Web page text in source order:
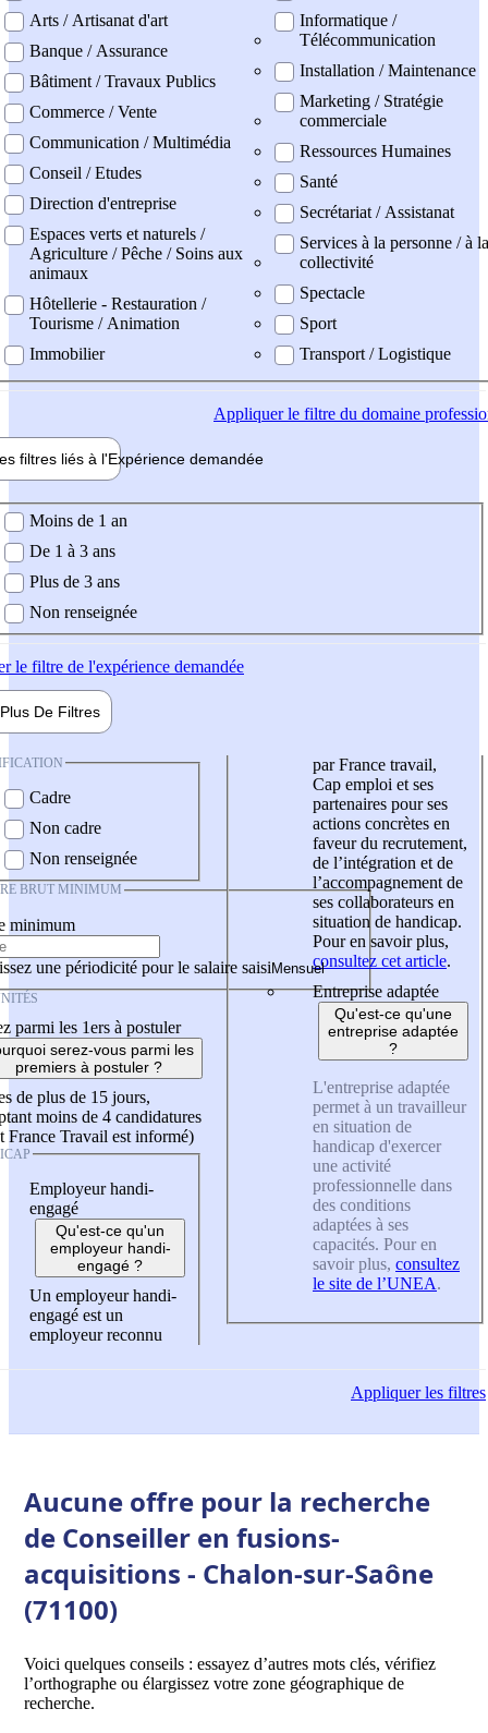
Arts / Artisanat d'art
Banque / Assurance
Bâtiment / Travaux Publics
Commerce / Vente
Communication / Multimédia
Conseil / Etudes
Direction d'entreprise
Espaces verts et naturels /
Agriculture / Pêche / Soins aux
animaux
Hôtellerie - Restauration /
Tourisme / Animation
Immobilier
Informatique /
Télécommunication
Installation / Maintenance
Marketing / Stratégie
commerciale
Ressources Humaines
Santé
Secrétariat / Assistanat
Services à la personne / à la
collectivité
Spectacle
Sport
Transport / Logistique
Appliquerle filtre du domaine
filtres liés à l'Expérience demandée
demandée
Moins de 1 an
De 1 à 3 ans
Plus de 3 ans
Non renseignée
le filtre de l'expérience demandée
Plus De Filtres
Cadre
Non cadre
Non renseignée
BRUT MINIMUM
minimum
une périodicité pour le salaire saisi
parmi les 1ers à postuler
serez-vous parmi les
premiers à postuler ?
de plus de 15 jours,
moins de 4 candidatures
France Travail est informé)
Employeur handi-
engagé
Qu'est-ce qu'un
employeur handi-
engagé ?
Un employeur handi-
engagé est un
employeur reconnu
par France travail,
Cap emploi et ses
partenaires pour ses
actions concrètes en
faveur du recrutement,
de l’intégration et de
l’accompagnement de
ses collaborateurs en
situation de handicap.
Pour en savoir plus,
consultez cet article.
Entreprise adaptée
Qu'est-ce qu'une
entreprise adaptée
?
L'entreprise adaptée
permet à un travailleur
en situation de
handicap d'exercer
une activité
professionnelle dans
des conditions
adaptées à ses
capacités. Pour en
savoir plus, consultez
le site de l’UNEA.
Appliquerles filtres
Aucune offre pour la recherche
de Conseiller en fusions-
acquisitions - Chalon-sur-Saône
(71100)
Voici quelques conseils : essayez d’autres mots clés, vérifiez
l’orthographe ou élargissez votre zone géographique de
recherche.